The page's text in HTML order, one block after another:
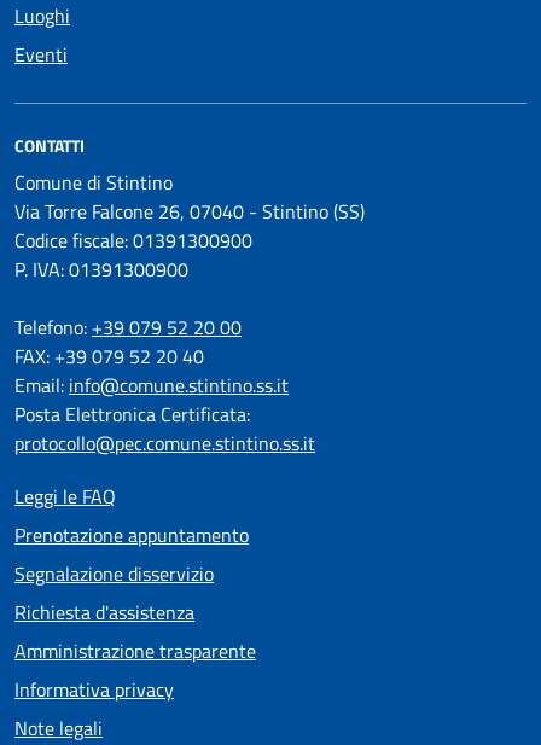
Luoghi
Eventi
CONTATTI
Comune di Stintino
Via Torre Falcone 26, 07040 - Stintino (SS)
Codice fiscale: 01391300900
P. IVA: 01391300900
Telefono: +39 079 52 20 00
FAX: +39 079 52 20 40
Email: info@comune.stintino.ss.it
Posta Elettronica Certificata:
protocollo@pec.comune.stintino.ss.it
Leggi le FAQ
Prenotazione appuntamento
Segnalazione disservizio
Richiesta d'assistenza
Amministrazione trasparente
Informativa privacy
Note legali